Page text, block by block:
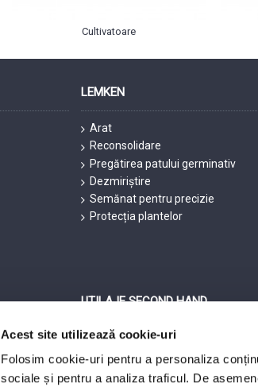
Acest site utilizează cookie-uri
Folosim cookie-uri pentru a personaliza
sociale și pentru a analiza traficul. De
Cultivatoare
LEMKEN
Arat
Reconsolidare
Pregătirea patului germinativ
Dezmiriștire
Semănat pentru precizie
Protecția plantelor
UTILAJE SECOND HAND
Tractoare Second Hand
Combine Second Hand
Echipamente agricole